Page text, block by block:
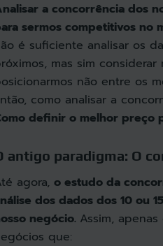
a concorrência dos
sermos competitivos no
é suficiente analisar os
mas sim
não entre os
como analisar a
definir o melhor preço
antigo paradigma: O
agora, o estudo da
dos dados dos 10 ou
negócio. Assim,
que: